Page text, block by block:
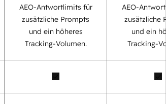
AEO-Antwortlimits für
zusätzliche Prompts
und ein höheres
Tracking-Volumen.
AEO-
zusätzliche
und ein
Tracking-